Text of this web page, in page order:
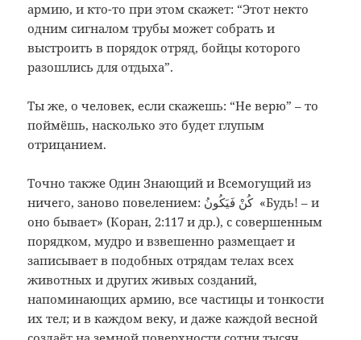
армию, и кто-то при этом скажет: “Этот некто
одним сигналом трубы может собрать и
выстроить в порядок отряд, бойцы которого
разошлись для отдыха”.
Ты же, о человек, если скажешь: “Не верю” – то
поймёшь, насколько это будет глупым
отрицанием.
Точно также Один Знающий и Всемогущий из
ничего, заново повелением: كُنْ فَيَكُونُ «Будь! – и
оно бывает» (Коран, 2:117 и др.), с совершенным
порядком, мудро и взвешенно размещает и
записывает в подобных отрядам телах всех
животных и других живых созданий,
напоминающих армию, все частицы и тонкости
их тел; и в каждом веку, и даже каждой весной